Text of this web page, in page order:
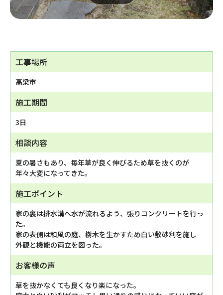
工事場所
高梁市
施工期間
3日
相談内容
夏の暑さもあり、毎年草が良く伸びるため草を抜くのが
年々大変になってきた。
施工ポイント
家の裏は排水溝へ水が流れるよう、張りコンクリートを行っ
た。
家の表側は和風の庭、樹木を生かすため白い敷砂利を施し
外観と機能の両立を図った。
お客様の声
草を抜かなくても良くなり楽になった。